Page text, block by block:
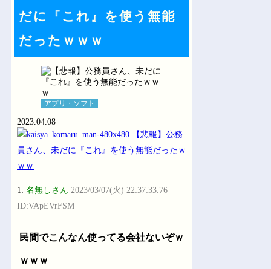
Powered by livedoor 相互RSS
だに『これ』を使う無能
だったｗｗｗ
アプリ・ソフト
2023.04.08
1:名無しさん 2023/03/07(火) 22:37:33.76
ID:VApEVrFSM
民間でこんなん使ってる会社ないぞｗ
ｗｗｗ